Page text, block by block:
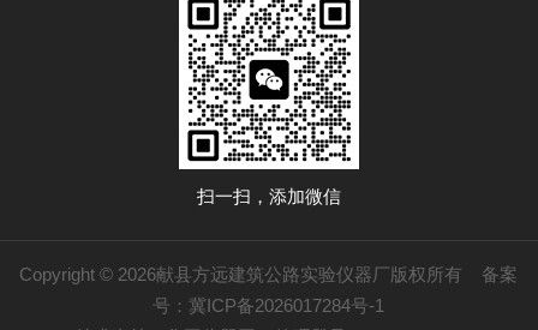
扫一扫，添加微信
Copyright © 2026献县方远建筑公路实验仪器厂版权所有 备案
号：冀ICP备2026017284号-1